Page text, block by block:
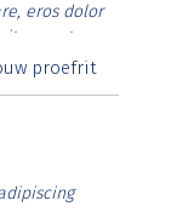
eros dolor
erat.
lorem
proefrit